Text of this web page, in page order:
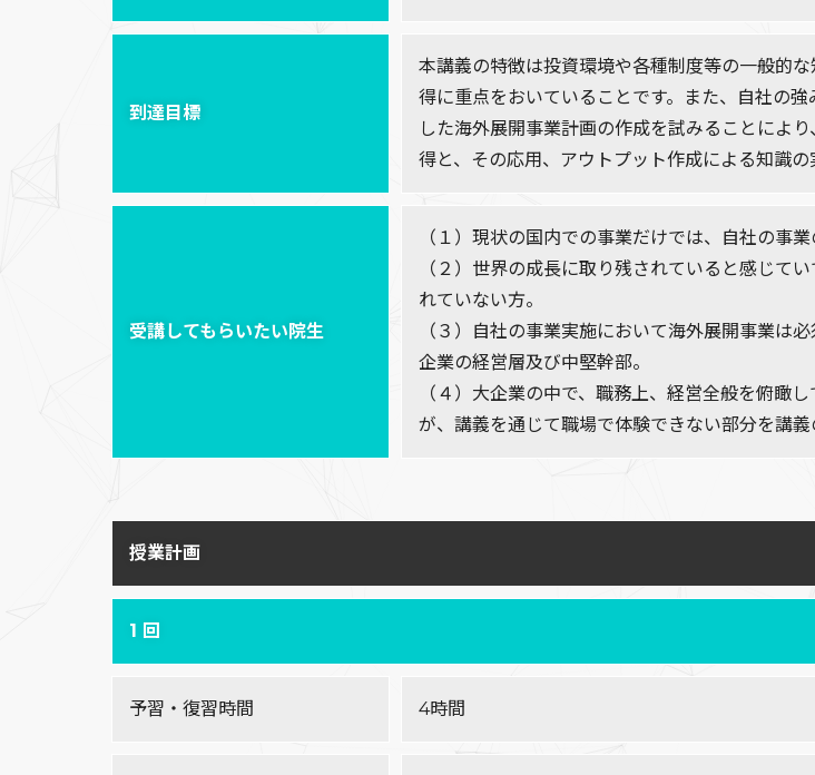
到達目標
本講義の特徴は投資環境や各種制度等の一般的
得に重点をおいていることです。また、自社の
した海外展開事業計画の作成を試みることによ
得と、その応用、アウトプット作成による知識の
受講してもらいたい院生
（１）現状の国内での事業だけでは、自社の事
（２）世界の成長に取り残されていると感じて
れていない方。
（３）自社の事業実施において海外展開事業は
企業の経営層及び中堅幹部。
（４）大企業の中で、職務上、経営全般を俯瞰
が、講義を通じて職場で体験できない部分を講
授業計画
1 回
予習・復習時間 4時間